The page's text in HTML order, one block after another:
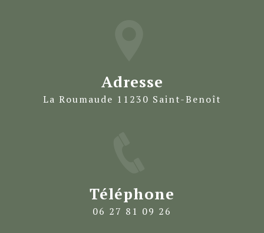
Adresse
La Roumaude 11230 Saint-Benoît
Téléphone
06 27 81 09 26